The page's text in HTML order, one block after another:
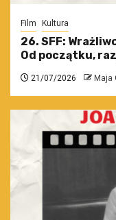
Film Kultura
26. SFF:
Od początku,
21/07/2026 Maja